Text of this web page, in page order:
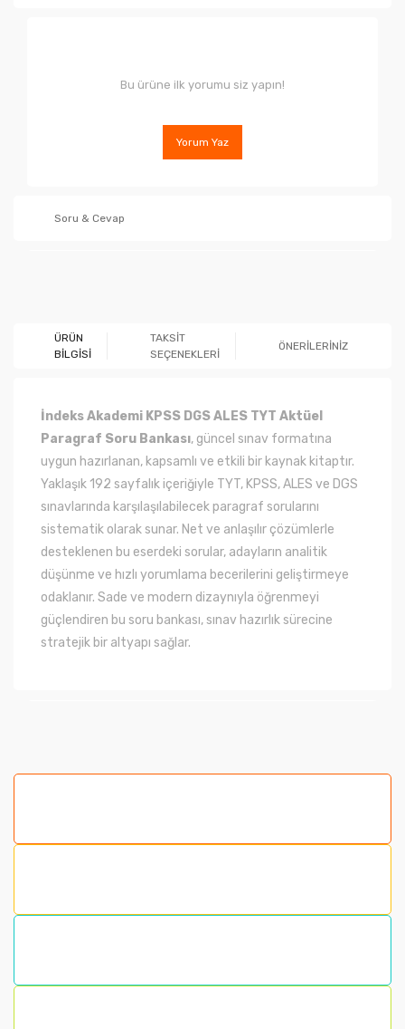
Bu ürüne ilk yorumu siz yapın!
Yorum Yaz
Soru & Cevap
ÜRÜN
BİLGİSİ
TAKSİT
SEÇENEKLERİ
ÖNERİLERİNİZ
İndeks Akademi KPSS DGS ALES TYT Aktüel
Paragraf Soru Bankası, güncel sınav formatına
uygun hazırlanan, kapsamlı ve etkili bir kaynak kitaptır.
Yaklaşık 192 sayfalık içeriğiyle TYT, KPSS, ALES ve DGS
sınavlarında karşılaşılabilecek paragraf sorularını
sistematik olarak sunar. Net ve anlaşılır çözümlerle
desteklenen bu eserdeki sorular, adayların analitik
düşünme ve hızlı yorumlama becerilerini geliştirmeye
odaklanır. Sade ve modern dizaynıyla öğrenmeyi
güçlendiren bu soru bankası, sınav hazırlık sürecine
stratejik bir altyapı sağlar.
Bu ürüne benzer farklı alternatifler olmalı.